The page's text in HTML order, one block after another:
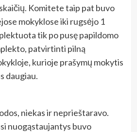
Komitete taip pat buvo
mokyklose iki rugsėjo 1
tik po pusę papildomo
patvirtinti pilną
kurioje prašymų mokytis
daugiau.
niekas ir neprieštaravo.
nuogąstaujantys buvo